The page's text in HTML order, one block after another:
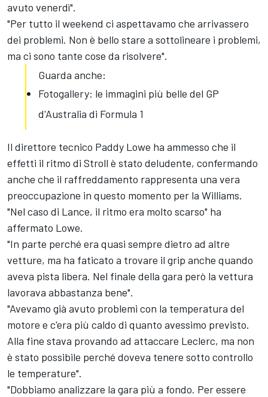
avuto venerdì".
"Per tutto il weekend ci aspettavamo che arrivassero
dei problemi. Non è bello stare a sottolineare i problemi,
ma ci sono tante cose da risolvere".
Guarda anche:
Fotogallery: le immagini più belle del GP
d'Australia di Formula 1
Il direttore tecnico Paddy Lowe ha ammesso che il
effetti il ritmo di Stroll è stato deludente, confermando
anche che il raffreddamento rappresenta una vera
preoccupazione in questo momento per la Williams.
"Nel caso di Lance, il ritmo era molto scarso" ha
affermato Lowe.
"In parte perché era quasi sempre dietro ad altre
vetture, ma ha faticato a trovare il grip anche quando
aveva pista libera. Nel finale della gara però la vettura
lavorava abbastanza bene".
"Avevamo già avuto problemi con la temperatura del
motore e c'era più caldo di quanto avessimo previsto.
Alla fine stava provando ad attaccare Leclerc, ma non
è stato possibile perché doveva tenere sotto controllo
le temperature".
"Dobbiamo analizzare la gara più a fondo. Per essere